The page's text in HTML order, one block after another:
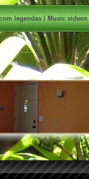
legendas / Music